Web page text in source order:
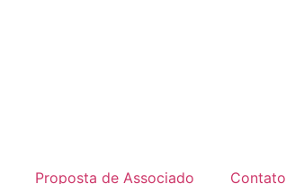
Proposta de Associado Contato